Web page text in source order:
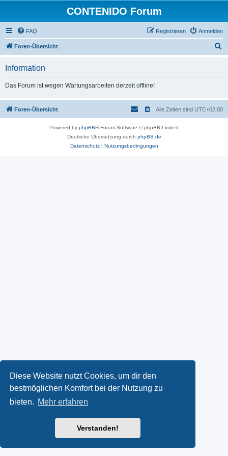
Diese Website nutzt Cookies, um dir den
bestmöglichen Komfort bei der Nutzung zu
bieten. Mehr erfahren
Verstanden!
CONTENIDO Forum
FAQ Anmelden
Registrieren
Foren-Übersicht
Information
Das Forum ist wegen Wartungsarbeiten derzeit offline!
Foren-Übersicht Alle Zeiten sind UTC+02:00
Powered by phpBB® Forum Software © phpBB Limited
Deutsche Übersetzung durch phpBB.de
Datenschutz| Nutzungsbedingungen